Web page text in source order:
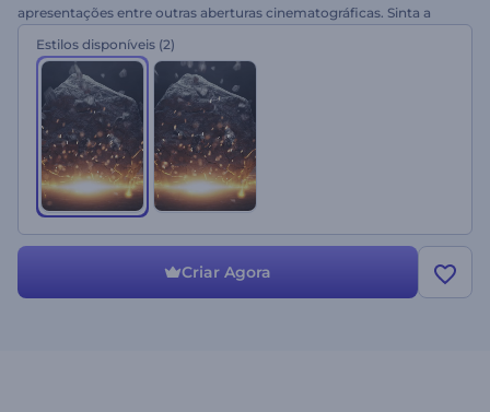
apresentações entre outras aberturas cinematográficas. Sinta a
Estilos disponíveis (2)
Criar Agora